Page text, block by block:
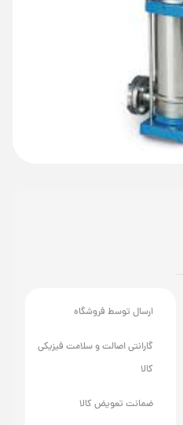
ارسال توسط فروشگاه
گارانتی اصالت و سلامت فیزیکی
کالا
ضمانت تعویض کالا